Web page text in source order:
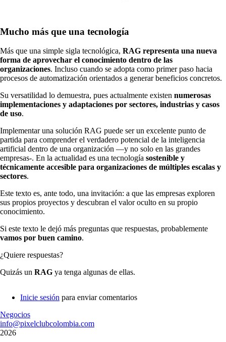
Mucho más que una tecnología
Más que una simple sigla tecnológica, RAG representa una nueva
forma de aprovechar el conocimiento dentro de las
organizaciones. Incluso cuando se adopta como primer paso hacia
procesos de automatización orientados a generar beneficios concretos.
Su versatilidad lo demuestra, pues actualmente existen numerosas
implementaciones y adaptaciones por sectores, industrias y casos
de uso.
Implementar una solución RAG puede ser un excelente punto de
partida para comprender el verdadero potencial de la inteligencia
artificial dentro de una organización —y no solo en las grandes
empresas-. En la actualidad es una tecnología sostenible y
técnicamente accesible para organizaciones de múltiples escalas y
sectores.
Este texto es, ante todo, una invitación: a que las empresas exploren
sus propios proyectos y descubran el valor oculto en su propio
conocimiento.
Si este texto le dejó más preguntas que respuestas, probablemente
vamos por buen camino.
¿Quiere respuestas?
Quizás un RAG ya tenga algunas de ellas.
Inicie sesión para enviar comentarios
Negocios
info@pixelclubcolombia.com
2026